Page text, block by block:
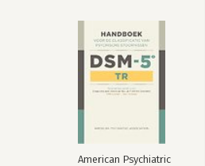
van mijn boekhouder…
American Psychiatric